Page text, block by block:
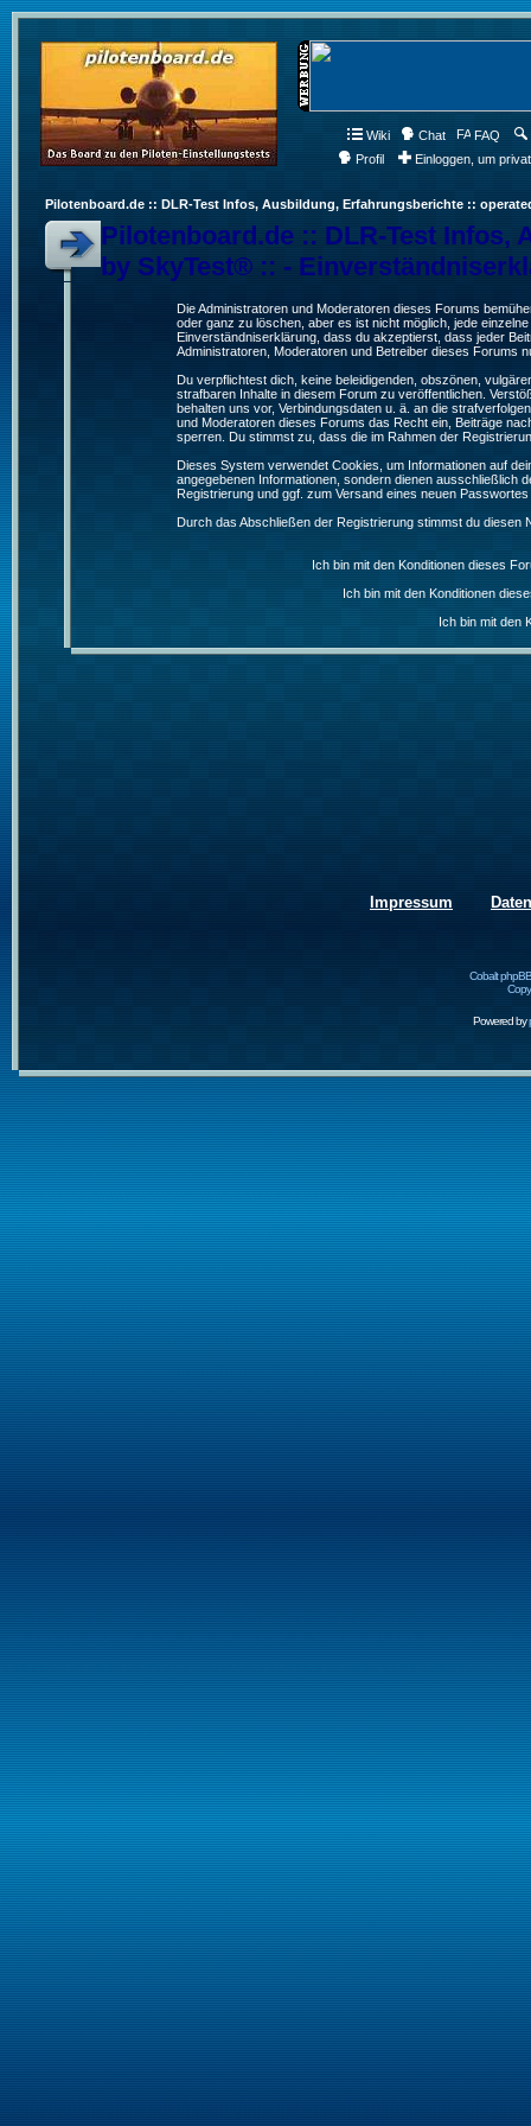
Wiki Chat FAQ
Profil
Einloggen, um
Pilotenboard.de :: DLR-Test Infos, Ausbildung, Erfahrungsberichte ::
Pilotenboard.de :: DLR-Test
by SkyTest® :: -
Die Administratoren und Moderatoren dieses Forums
oder ganz zu löschen, aber es ist nicht möglich, jede
Einverständniserklärung, dass du akzeptierst, dass jeder
Administratoren, Moderatoren und Betreiber dieses Forums
Du verpflichtest dich, keine beleidigenden, obszönen,
strafbaren Inhalte in diesem Forum zu veröffentlichen.
behalten uns vor, Verbindungsdaten u. ä. an die
und Moderatoren dieses Forums das Recht ein, Beiträge
sperren. Du stimmst zu, dass die im Rahmen der
Dieses System verwendet Cookies, um Informationen auf
angegebenen Informationen, sondern dienen ausschließlich
Registrierung und ggf. zum Versand eines neuen
Durch das Abschließen der Registrierung stimmst du diesen
Ich bin mit den Konditionen dieses
Ich bin mit den Konditionen
Ich bin mit den
Impressum
Cobalt
Powered by